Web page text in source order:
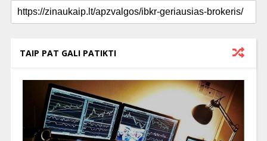
TAIP PAT GALI PATIKTI